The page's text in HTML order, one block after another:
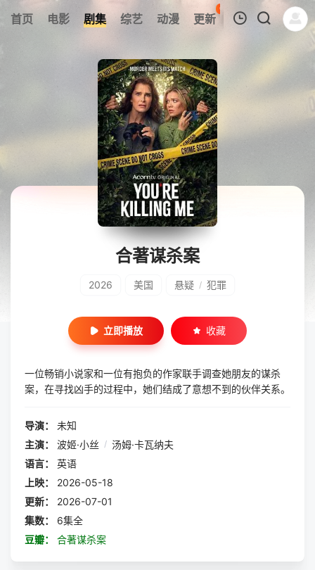
首页 电影 剧集 综艺 动漫 更新
61
热榜 APP
暂无观看影片的记录
合著谋杀案
2026 美国 悬疑 / 犯罪
立即播放 收藏
一位畅销小说家和一位有抱负的作家联手调查她朋友的谋杀
案，在寻找凶手的过程中，她们结成了意想不到的伙伴关系。
导演：
未知
主演：
波姬·小丝 / 汤姆·卡瓦纳夫
语言：
英语
上映：
2026-05-18
更新：
2026-07-01
集数：
6集全
豆瓣：
合著谋杀案